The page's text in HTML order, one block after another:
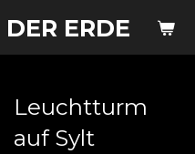
ERDE
Leuchtturm
auf Sylt